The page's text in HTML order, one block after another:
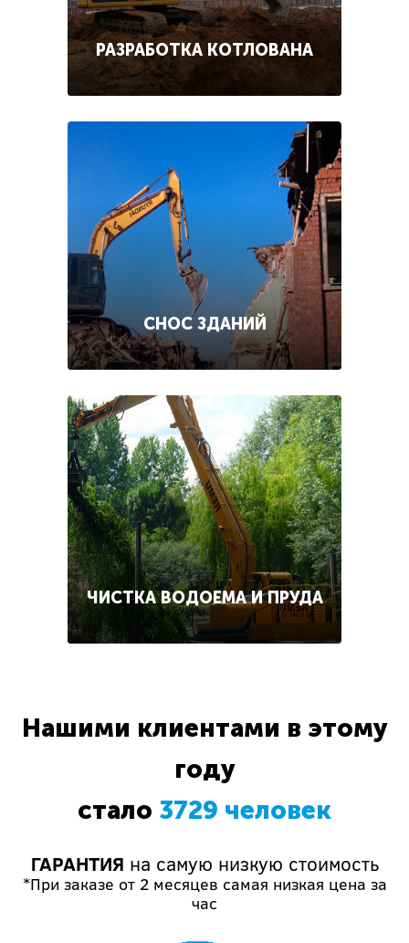
РАЗРАБОТКА КОТЛОВАНА
СНОС ЗДАНИЙ
ЧИСТКА ВОДОЕМА И ПРУДА
Нашими клиентами в этому
году
стало 3729 человек
ГАРАНТИЯ на самую низкую стоимость
*При заказе от 2 месяцев самая низкая цена за
час